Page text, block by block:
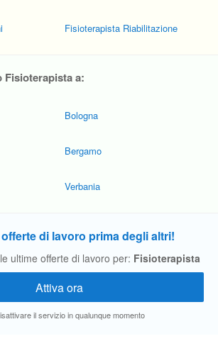
Fisioterapista Riabilitazione
a:
Bologna
Bergamo
Verbania
di lavoro prima degli altri!
ultime offerte di lavoro per: Fisioterapista
il servizio in qualunque momento